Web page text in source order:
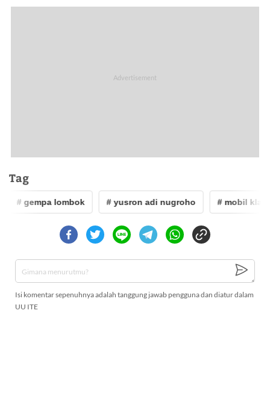
Tag
# gempa lombok # yusron adi nugroho # mobil klasik
Isi komentar sepenuhnya adalah tanggung jawab pengguna dan diatur dalam
UU ITE